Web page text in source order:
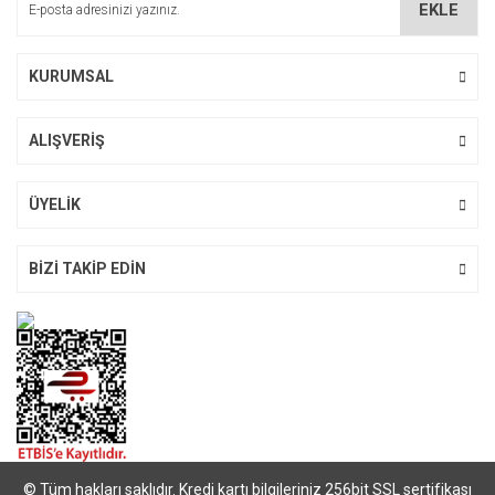
EKLE
KURUMSAL
ALIŞVERİŞ
ÜYELİK
BİZİ TAKİP EDİN
© Tüm hakları saklıdır. Kredi kartı bilgileriniz 256bit SSL sertifikası